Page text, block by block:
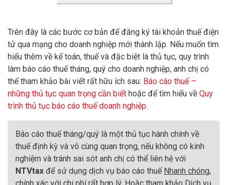
Trên đây là các bước cơ bản để đăng ký tài khoản thuế điện
tử qua mạng cho doanh nghiệp mới thành lập. Nếu muốn tìm
hiểu thêm về kế toán, thuế và đặc biệt là thủ tục, quy trình
làm báo cáo thuế tháng, quý cho doanh nghiệp, anh chị có
thể tham khảo bài viết rất hữu ích sau: Báo cáo thuế –
những thủ tục quan trọng cần biết hoặc để tìm hiểu về Quy
trình thủ tục báo cáo thuế doanh nghiệp.
Báo cáo thuế tháng/quý là một thủ tục hành chính về
thuế định kỳ và vô cùng quan trọng, nếu không có kinh
nghiệm và tránh sai sót anh chị có thể liên hệ với
NTVtax để sử dụng dịch vụ báo cáo thuế Nhanh chóng,
chính xác với chi phí rất hợp lý. Hoặc tham khảo Dịch vụ